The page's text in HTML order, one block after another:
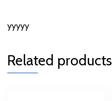
yyyyy
Related products